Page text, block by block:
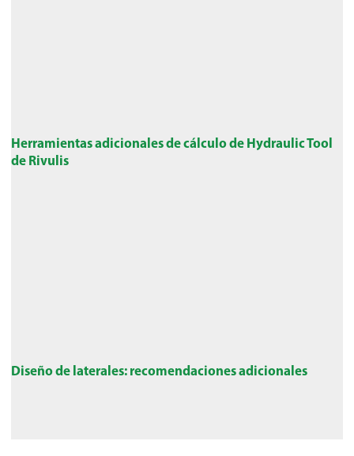
Herramientas adicionales de cálculo de Hydraulic Tool
de Rivulis
Diseño de laterales: recomendaciones adicionales